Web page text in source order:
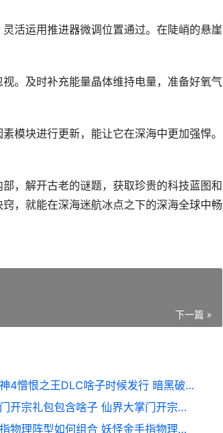
活运用推进器微调位置通过。在陡峭的悬崖
。及时补充能量晶体维持电量，准备好氧气
模块进行更新，能让它在深海中更加强悍。
，解开古老的谜题，获取珍贵的科技蓝图和
，就能在深海迷航冰点之下的深海全球中畅
下一篇 »
暗黑破坏神4憎恨之王DLC啥子时候发行 暗黑破坏神4憎恨之王和憎恨之躯有什么区别
仙界大掌门开宗礼包包含啥子 仙界大掌门开宗是谁
妖怪金手指物理阵型如何组合 妖怪金手指物理免疫怎么打